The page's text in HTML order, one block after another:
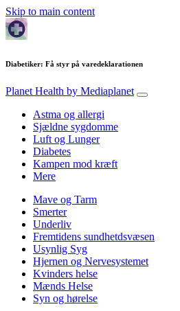
Skip to main content
Diabetiker: Få styr på varedeklarationen
Planet Health by Mediaplanet
Astma og allergi
Sjældne sygdomme
Luft og Lunger
Diabetes
Kampen mod kræft
Mere
Mave og Tarm
Smerter
Underliv
Fremtidens sundhetdsvæsen
Usynlig Syg
Hjernen og Nervesystemet
Kvinders helse
Mænds Helse
Syn og hørelse